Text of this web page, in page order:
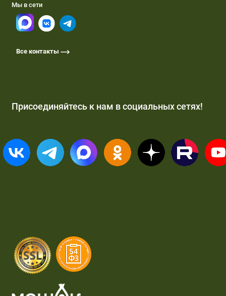
Мы в сети
Все контакты
Присоединяйтесь к нам в социальных сетях!